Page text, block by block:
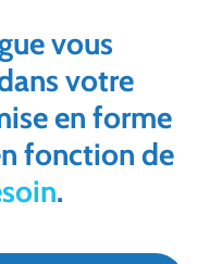
vous
votre
en forme
fonction de
.